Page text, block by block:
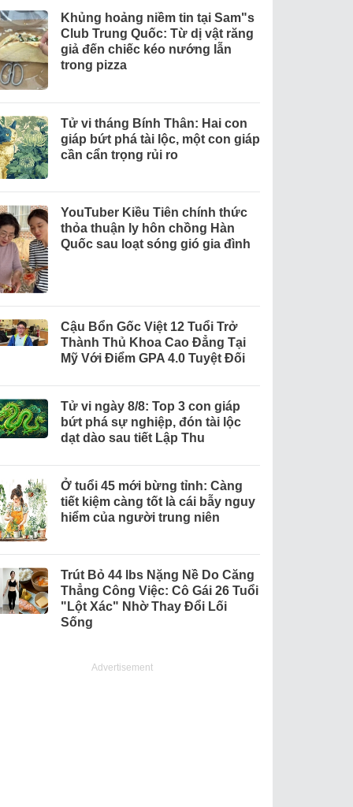
Khủng hoảng niềm tin tại Sam"s
Club Trung Quốc: Từ dị vật răng
giả đến chiếc kéo nướng lẫn
trong pizza
Tử vi tháng Bính Thân: Hai con
giáp bứt phá tài lộc, một con giáp
cần cẩn trọng rủi ro
YouTuber Kiều Tiên chính thức
thỏa thuận ly hôn chồng Hàn
Quốc sau loạt sóng gió gia đình
Cậu Bổn Gốc Việt 12 Tuổi Trở
Thành Thủ Khoa Cao Đẳng Tại
Mỹ Với Điểm GPA 4.0 Tuyệt Đối
Tử vi ngày 8/8: Top 3 con giáp
bứt phá sự nghiệp, đón tài lộc
dạt dào sau tiết Lập Thu
Ở tuổi 45 mới bừng tỉnh: Càng
tiết kiệm càng tốt là cái bẫy nguy
hiểm của người trung niên
Trút Bỏ 44 lbs Nặng Nề Do Căng
Thẳng Công Việc: Cô Gái 26 Tuổi
"Lột Xác" Nhờ Thay Đổi Lối
Sống
Advertisement